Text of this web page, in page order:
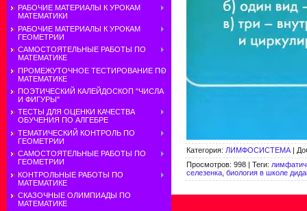
РАБОЧИЕ МАТЕРИАЛЫ К УРОКАМ
МАТЕМАТИКИ
РАБОЧИЕ МАТЕРИАЛЫ К УРОКАМ
ГЕОМЕТРИИ
САМОСТОЯТЕЛЬНЫЕ РАБОТЫ ПО
МАТЕМАТИКЕ
ПРОМЕЖУТОЧНОЕ ТЕСТИРОВАНИЕ ПО
МАТЕМАТИКЕ
ПОЭТИЧЕСКИЙ КАЛЕЙДОСКОП "ЧИСЛА
И ФИГУРЫ"
ТЕСТЫ ДЛЯ ОЦЕНКИ КАЧЕСТВА
ОБУЧЕНИЯ ПО АЛГЕБРЕ
ТЕМАТИЧЕСКИЙ КОНТРОЛЬ ПО
ГЕОМЕТРИИ
САМОСТОЯТЕЛЬНЫЕ РАБОТЫ ПО
ГЕОМЕТРИИ
КОНТРОЛЬНЫЕ РАБОТЫ ПО
МАТЕМАТИКЕ
СКАЗОЧНЫЕ ОЛИМПИАДЫ ПО
МАТЕМАТИКЕ
Категория: ЛИМФОСИСТЕМА |
Просмотров: 998 | Теги:
селезенка биология в школе